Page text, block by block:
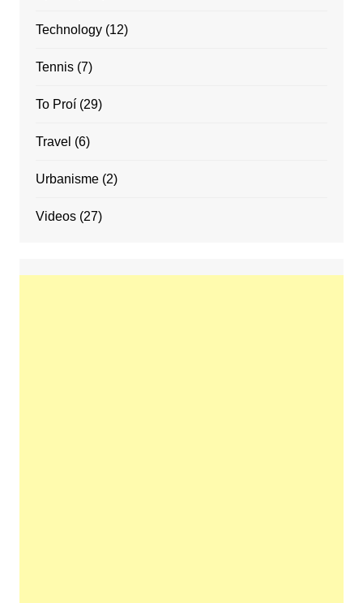
Technology(12)
Tennis(7)
To Proí(29)
Travel (6)
Urbanisme(2)
Videos(27)